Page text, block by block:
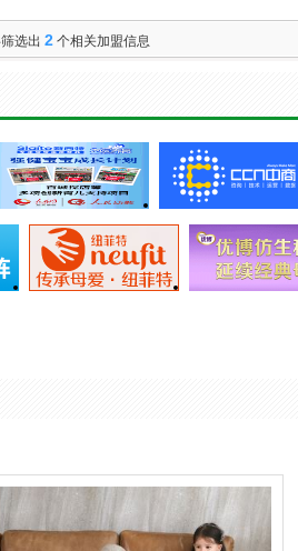
选出 2 个相关加盟信息